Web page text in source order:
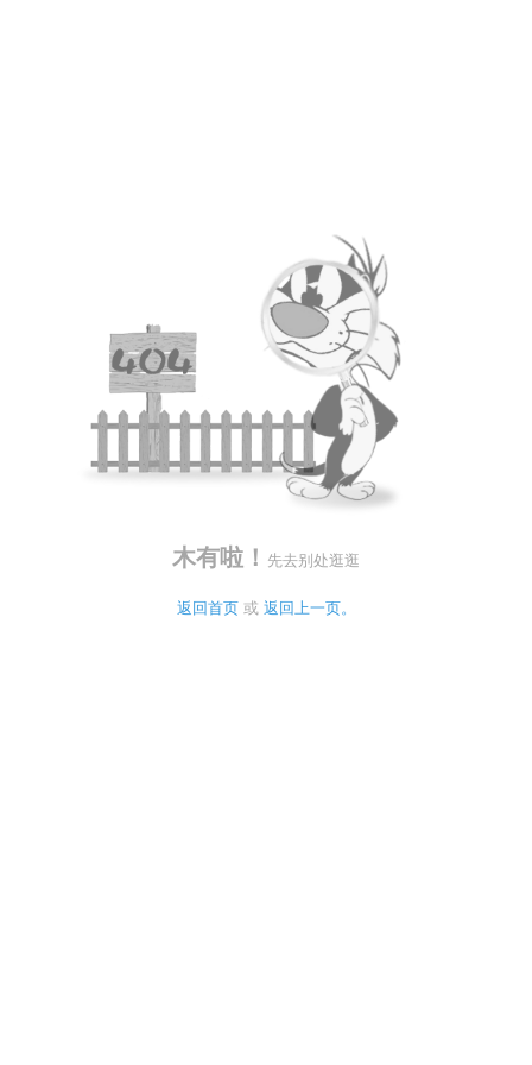
木有啦！ 先去别处逛逛
返回首页 或 返回上一页。